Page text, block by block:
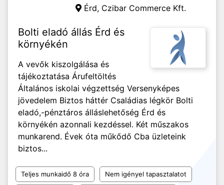
Érd, Czibar Commerce Kft.
Bolti eladó állás Érd és
környékén
A vevők kiszolgálása és
tájékoztatása Árufeltöltés
Általános iskolai végzettség Versenyképes
jövedelem Biztos háttér Családias légkör Bolti
eladó,-pénztáros álláslehetőség Érd és
környékén azonnali kezdéssel. Két műszakos
munkarend. Évek óta műkődő Cba üzleteink
biztos...
Teljes munkaidő 8 óra Nem igényel tapasztalatot